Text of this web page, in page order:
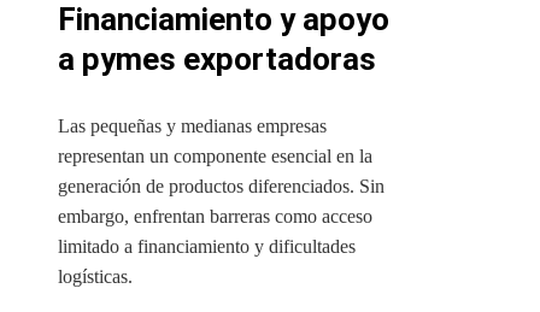
Financiamiento y apoyo
a pymes exportadoras
Las pequeñas y medianas empresas
representan un componente esencial en la
generación de productos diferenciados. Sin
embargo, enfrentan barreras como acceso
limitado a financiamiento y dificultades
logísticas.